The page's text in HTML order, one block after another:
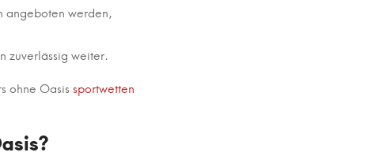
angeboten werden,
zuverlässig weiter.
ohne Oasis sportwetten